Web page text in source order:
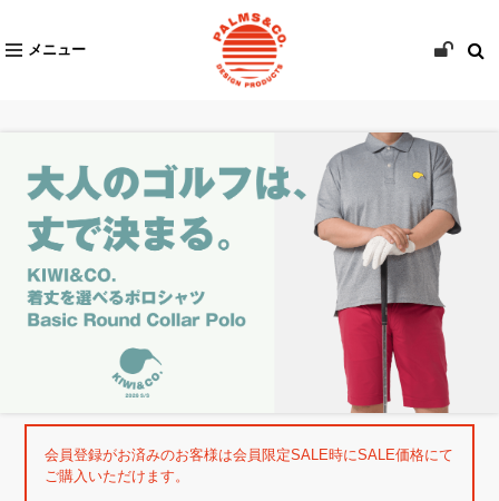
メニュー
会員登録がお済みのお客様は会員限定SALE時にSALE価格にて
ご購入いただけます。